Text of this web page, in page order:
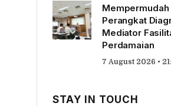
Perangkat
Mediator
Perdamaian
7 August 2026 •
STAY IN TOUCH